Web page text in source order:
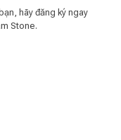
hãy đăng ký ngay
Stone.